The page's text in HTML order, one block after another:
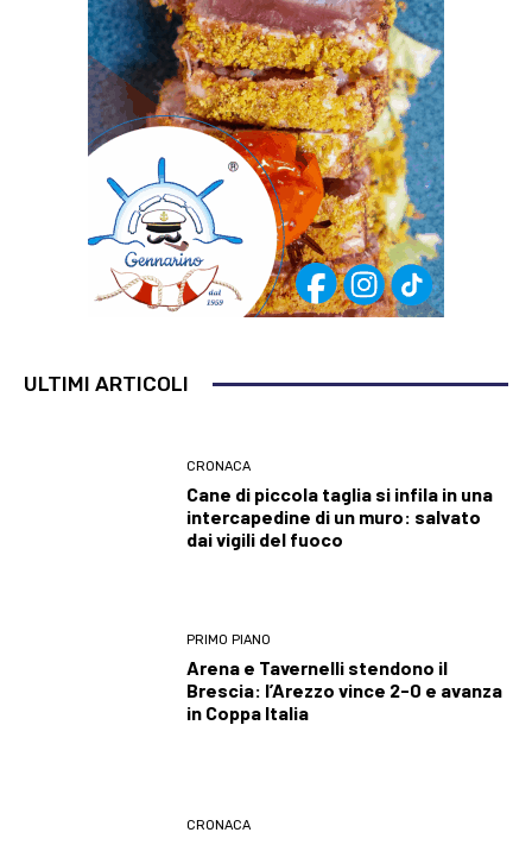
ULTIMI ARTICOLI
CRONACA
Cane di piccola taglia si infila in una
intercapedine di un muro: salvato
dai vigili del fuoco
PRIMO PIANO
Arena e Tavernelli stendono il
Brescia: l’Arezzo vince 2-0 e avanza
in Coppa Italia
CRONACA